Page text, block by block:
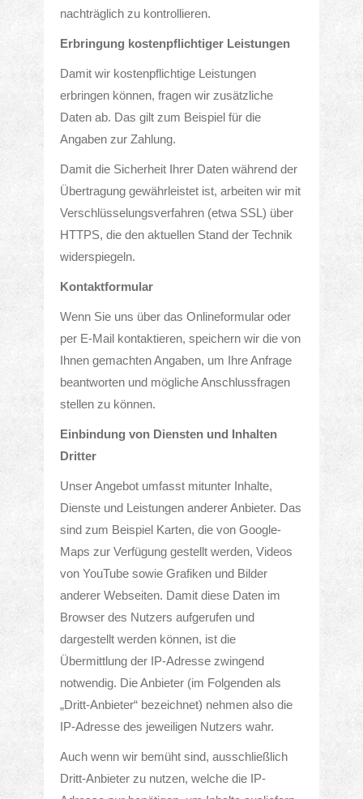
nachträglich zu kontrollieren.
Erbringung kostenpflichtiger Leistungen
Damit wir kostenpflichtige Leistungen
erbringen können, fragen wir zusätzliche
Daten ab. Das gilt zum Beispiel für die
Angaben zur Zahlung.
Damit die Sicherheit Ihrer Daten während der
Übertragung gewährleistet ist, arbeiten wir mit
Verschlüsselungsverfahren (etwa SSL) über
HTTPS, die den aktuellen Stand der Technik
widerspiegeln.
Kontaktformular
Wenn Sie uns über das Onlineformular oder
per E-Mail kontaktieren, speichern wir die von
Ihnen gemachten Angaben, um Ihre Anfrage
beantworten und mögliche Anschlussfragen
stellen zu können.
Einbindung von Diensten und Inhalten
Dritter
Unser Angebot umfasst mitunter Inhalte,
Dienste und Leistungen anderer Anbieter. Das
sind zum Beispiel Karten, die von Google-
Maps zur Verfügung gestellt werden, Videos
von YouTube sowie Grafiken und Bilder
anderer Webseiten. Damit diese Daten im
Browser des Nutzers aufgerufen und
dargestellt werden können, ist die
Übermittlung der IP-Adresse zwingend
notwendig. Die Anbieter (im Folgenden als
„Dritt-Anbieter“ bezeichnet) nehmen also die
IP-Adresse des jeweiligen Nutzers wahr.
Auch wenn wir bemüht sind, ausschließlich
Dritt-Anbieter zu nutzen, welche die IP-